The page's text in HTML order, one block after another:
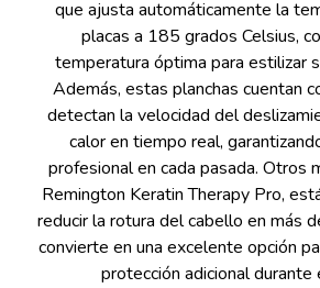
que ajusta automáticamente la
placas a 185 grados Celsius,
temperatura óptima para estilizar
Además, estas planchas cuentan
detectan la velocidad del
calor en tiempo real,
profesional en cada pasada. Otros
Remington Keratin Therapy Pro,
reducir la rotura del cabello en más
convierte en una excelente opción
protección adicional durante